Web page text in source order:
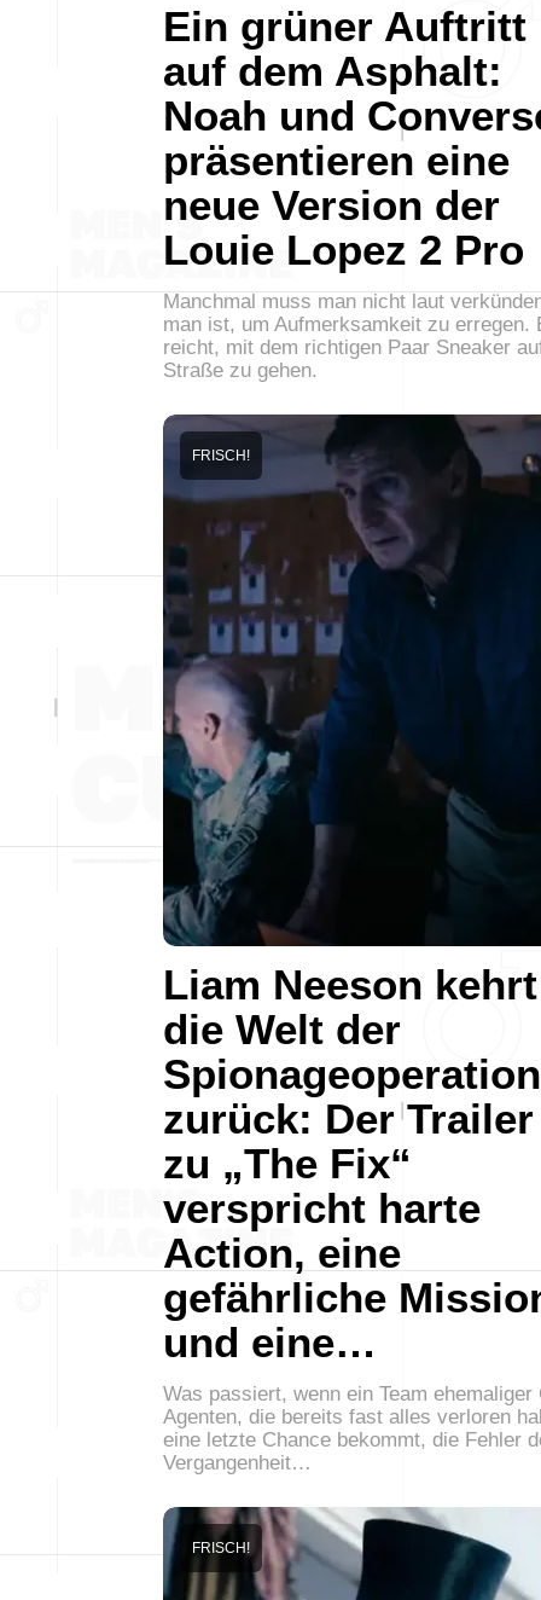
Ein grüner Auftritt
auf dem Asphalt:
Noah und
präsentieren eine
neue Version der
Louie Lopez 2 Pro
Manchmal muss man nicht laut
man ist, um Aufmerksamkeit zu erregen.
reicht, mit dem richtigen Paar Sneaker
Straße zu gehen.
Liam Neeson
die Welt der
zurück: Der Trailer
zu „The Fix“
verspricht harte
Action, eine
gefährliche
und eine…
FRISCH!
Was passiert, wenn ein Team ehemaliger
Agenten, die bereits fast alles verloren
eine letzte Chance bekommt, die Fehler
Vergangenheit…
FRISCH!